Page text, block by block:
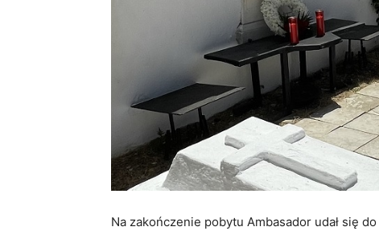
Na zakończenie pobytu Ambasador udał się